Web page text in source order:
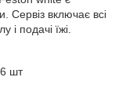
Сервіз включає всі
і подачі їжі.
шт